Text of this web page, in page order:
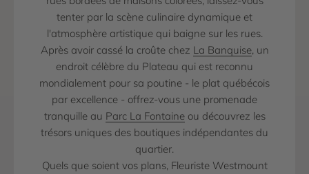
tenter par la scène culinaire dynamique et
l'atmosphère artistique qui baigne sur les rues.
Après avoir cassé la croûte chez La Banquise, un
endroit célèbre du Plateau qui est reconnu
mondialement pour sa poutine - le plat québécois
par excellence - offrez-vous une promenade
tranquille au Parc La Fontaineou découvrez les
trésors uniques des boutiques indépendantes du
quartier.
Quels que soient vos plans, Fleuriste Westmount